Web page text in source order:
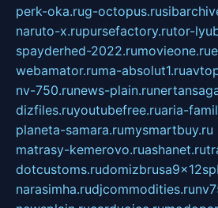
perk-oka.rug-octopus.ru
naruto-x.rupursefactory.rutor-
spayderhed-2022.rumovieone.ru
webamator.ruma-absolut1.ru
nv-750.runews-plain.ru
dizfiles.ruyoutubefree.ruaria-
planeta-samara.rumysmartbuy.ru
matrasy-kemerovo.ruashanet.ru
dotcustoms.ru
narasimha.rudjcommodities.ru